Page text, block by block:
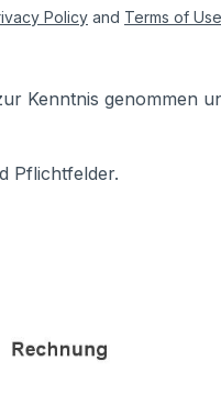
Policy and Terms of Use
Kenntnis genommen
Pflichtfelder.